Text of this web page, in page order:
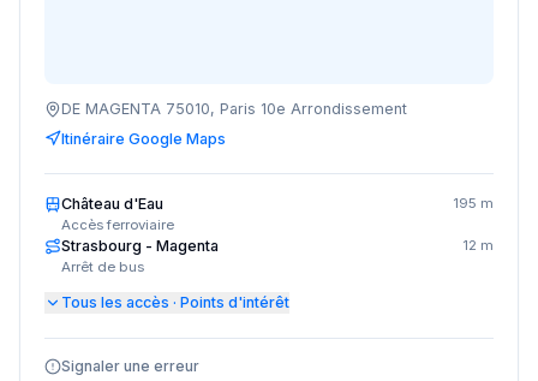
DE MAGENTA 75010, Paris 10e Arrondissement
Itinéraire Google Maps
Château d'Eau
Accès ferroviaire
195 m
Strasbourg - Magenta
Arrêt de bus
12 m
Tous les accès · Points d'intérêt
Signaler une erreur